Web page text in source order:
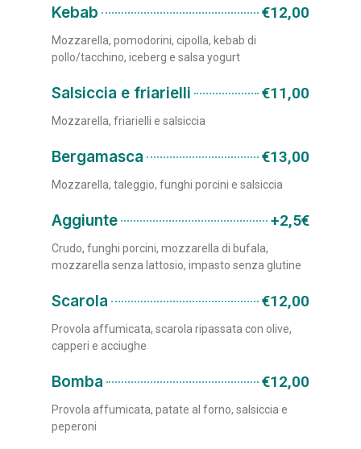
Kebab €12,00
Mozzarella, pomodorini, cipolla, kebab di
pollo/tacchino, iceberg e salsa yogurt
Salsiccia e friarielli €11,00
Mozzarella, friarielli e salsiccia
Bergamasca €13,00
Mozzarella, taleggio, funghi porcini e salsiccia
Aggiunte +2,5€
Crudo, funghi porcini, mozzarella di bufala,
mozzarella senza lattosio, impasto senza glutine
Scarola €12,00
Provola affumicata, scarola ripassata con olive,
capperi e acciughe
Bomba €12,00
Provola affumicata, patate al forno, salsiccia e
peperoni